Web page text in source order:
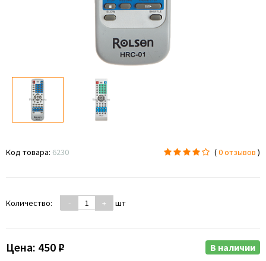
Код товара: 6230 (0 отзывов )
Количество: - + шт
Цена: 450 ₽ В наличии